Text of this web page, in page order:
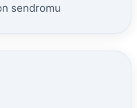
sendromu